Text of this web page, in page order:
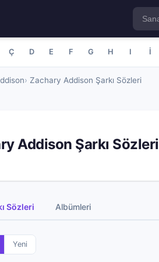
Ç D E F G H I İ
Zachary Addison Şarkı Sözleri
Addison Şarkı Sözleri
Sözleri Albümleri
Yeni